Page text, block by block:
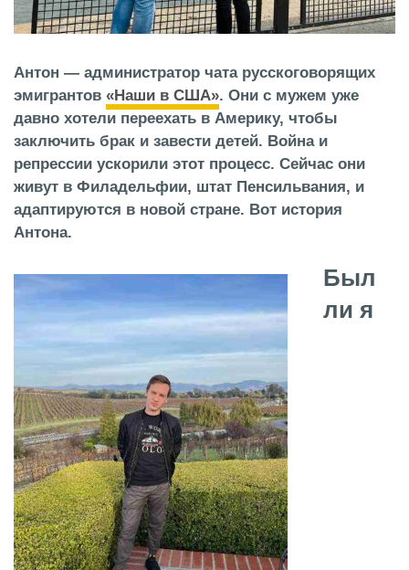
Антон — администратор чата русскоговорящих
эмигрантов «Наши в США». Они с мужем уже
давно хотели переехать в Америку, чтобы
заключить брак и завести детей. Война и
репрессии ускорили этот процесс. Сейчас они
живут в Филадельфии, штат Пенсильвания, и
адаптируются в новой стране. Вот история
Антона.
Был
ли я